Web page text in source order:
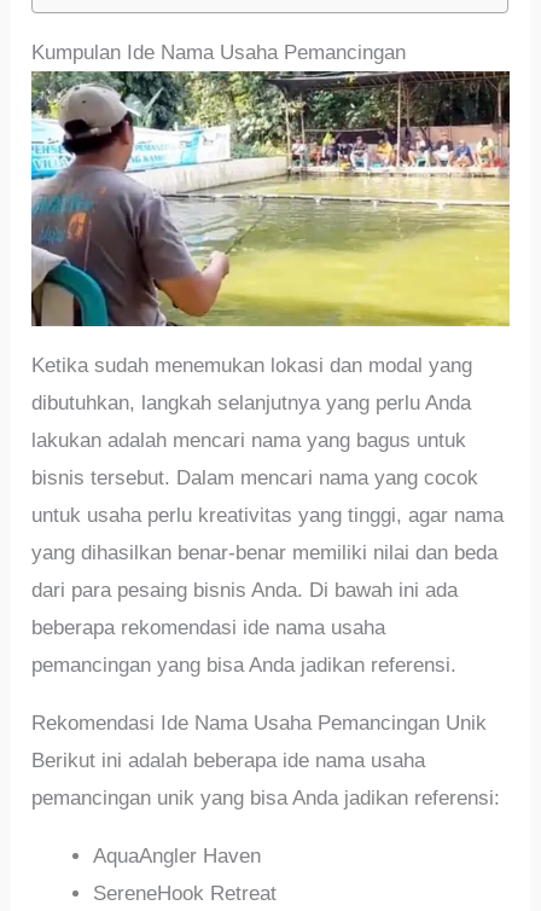
Kumpulan Ide Nama Usaha Pemancingan
Ketika sudah menemukan lokasi dan modal yang
dibutuhkan, langkah selanjutnya yang perlu Anda
lakukan adalah mencari nama yang bagus untuk
bisnis tersebut. Dalam mencari nama yang cocok
untuk usaha perlu kreativitas yang tinggi, agar nama
yang dihasilkan benar-benar memiliki nilai dan beda
dari para pesaing bisnis Anda. Di bawah ini ada
beberapa rekomendasi ide nama usaha
pemancingan yang bisa Anda jadikan referensi.
Rekomendasi Ide Nama Usaha Pemancingan Unik
Berikut ini adalah beberapa ide nama usaha
pemancingan unik yang bisa Anda jadikan referensi:
AquaAngler Haven
SereneHook Retreat